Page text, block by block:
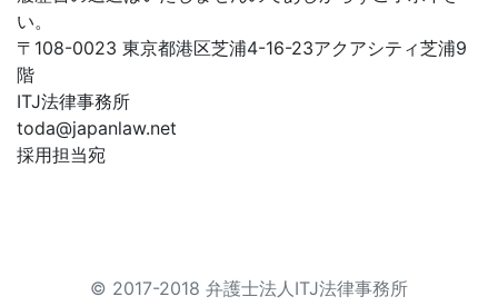
い。
〒108-0023 東京都港区芝浦4-16-23アクアシティ芝浦9
階
ITJ法律事務所
toda@japanlaw.net
採用担当宛
© 2017-2018 弁護士法人ITJ法律事務所